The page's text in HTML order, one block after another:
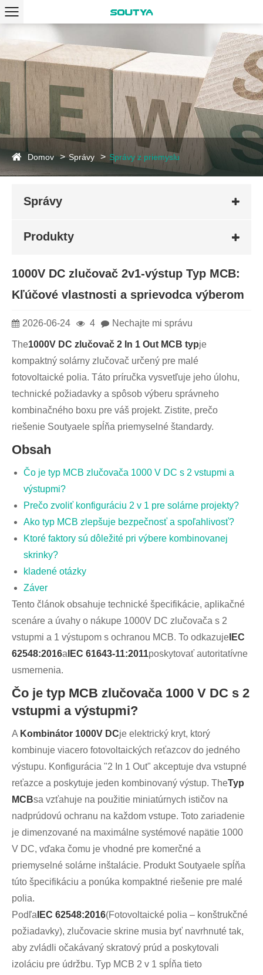
Domov Správy Správy z priemyslu
Správy
Produkty
1000V DC zlučovač 2v1-výstup Typ MCB:
Kľúčové vlastnosti a sprievodca výberom
2026-06-24 4 Nechajte mi správu
The1000V DC zlučovač 2 In 1 Out MCB typje
kompaktný solárny zlučovač určený pre malé
fotovoltaické polia. Táto príručka vysvetľuje jeho úlohu,
technické požiadavky a spôsob výberu správneho
kombinačného boxu pre váš projekt. Zistite, prečo
riešenie Soutyaele spĺňa priemyselné štandardy.
Obsah
Čo je typ MCB zlučovača 1000 V DC s 2 vstupmi a
výstupmi?
Prečo zvoliť konfiguráciu 2 v 1 pre solárne projekty?
Ako typ MCB zlepšuje bezpečnosť a spoľahlivosť?
Ktoré faktory sú dôležité pri výbere kombinovanej
skrinky?
kladené otázky
Záver
Tento článok obsahuje technické špecifikácie, aplikačné
scenáre a úvahy o nákupe 1000V DC zlučovača s 2
vstupmi a 1 výstupom s ochranou MCB. To odkazuje IEC
62548:2016a IEC 61643-11:2011poskytovať autoritatívne
usmernenia.
Čo je typ MCB zlučovača 1000 V DC s 2
vstupmi a výstupmi?
A Kombinátor 1000V DCje elektrický kryt, ktorý
kombinuje viacero fotovoltaických reťazcov do jedného
výstupu. Konfigurácia "2 In 1 Out" akceptuje dva vstupné
reťazce a poskytuje jeden kombinovaný výstup. TheTyp
MCBsa vzťahuje na použitie miniatúrnych ističov na
nadprúdovú ochranu na každom vstupe. Toto zariadenie
je dimenzované na maximálne systémové napätie 1000
V DC, vďaka čomu je vhodné pre komerčné a
priemyselné solárne inštalácie. Produkt Soutyaele spĺňa
túto špecifikáciu a ponúka kompaktné riešenie pre malé
polia.
Podľa IEC 62548:2016(Fotovoltaické polia – konštrukčné
požiadavky), zlučovacie skrine musia byť navrhnuté tak,
aby zvládli očakávaný skratový prúd a poskytovali
izoláciu pre údržbu. Typ MCB 2 v 1 spĺňa tieto